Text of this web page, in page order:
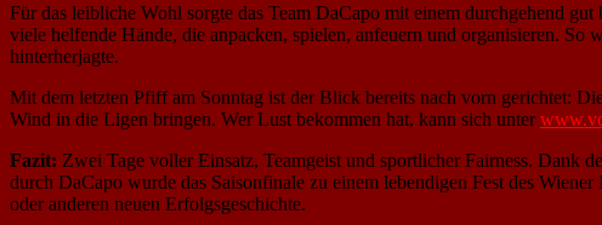
Für das leibliche Wohl sorgte das Team DaCapo mit einem durchgehend
viele helfende Hände, die anpacken, spielen, anfeuern und organisieren.
hinterherjagte.
Mit dem letzten Pfiff am Sonntag ist der Blick bereits nach vorn gerichtet:
Wind in die Ligen bringen. Wer Lust bekommen hat, kann sich unter
Fazit: Zwei Tage voller Einsatz, Teamgeist und sportlicher Fairness. Dank
durch DaCapo wurde das Saisonfinale zu einem lebendigen Fest des
oder anderen neuen Erfolgsgeschichte.